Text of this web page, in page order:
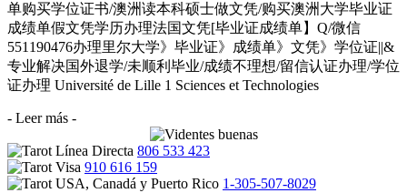
单购买学位证书/澳洲读本科硕士做文凭/购买澳洲大学毕业证
成绩单假文凭学历办理法国文凭[毕业证成绩单】Q/微信
551190476办理里尔大学》毕业证》成绩单》文凭》学位证||&
专业解决国外退学/未顺利毕业/成绩不理想/留信认证办理/学位
证办理 Université de Lille 1 Sciences et Technologies
- Leer más -
806 533 423
910 616 159
1-305-507-8029